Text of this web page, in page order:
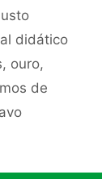
didático
, ouro,
de